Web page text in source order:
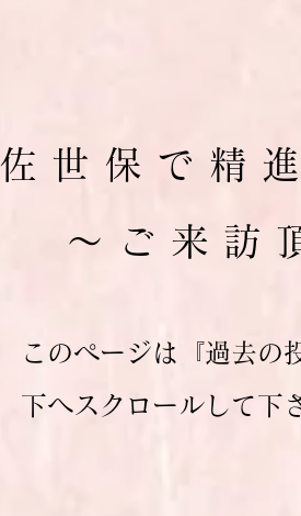
佐 世 保 で 精
～ ご 来 訪
このページは『過去の
下へスクロールして下